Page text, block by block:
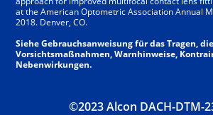
at the American Optometric Association Annual
2018. Denver, CO.
Siehe Gebrauchsanweisung für das Tragen,
Vorsichtsmaßnahmen, Warnhinweise,
Nebenwirkungen.
©2023 Alcon DACH-DTM-